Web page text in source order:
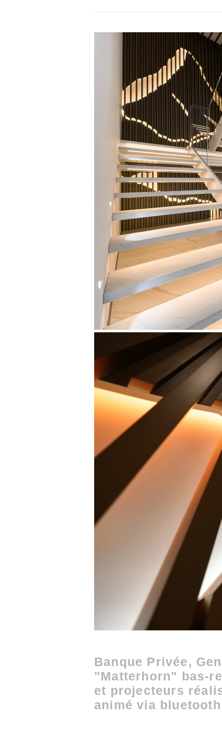
Banque Privée,
"Matterhorn" bas-
et projecteurs
animé via